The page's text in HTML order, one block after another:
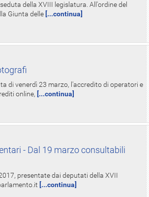
della XVIII legislatura. All'ordine del
Giunta delle [...continua]
di venerdì 23 marzo, l'accredito di operatori e
online, [...continua]
- Dal 19 marzo consultabili
presentate dai deputati della XVII
[...continua]